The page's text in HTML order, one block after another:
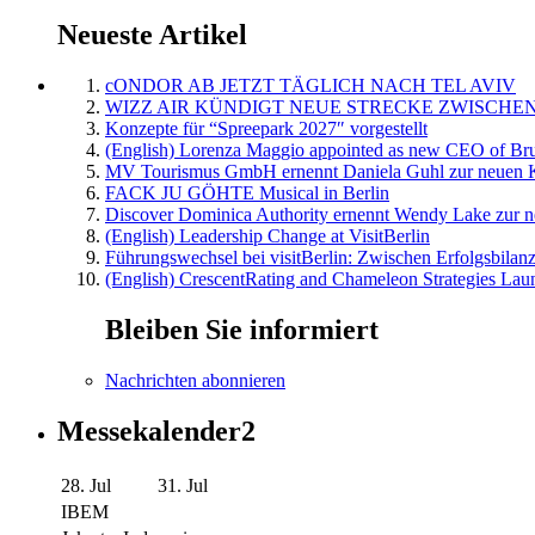
Neueste Artikel
cONDOR AB JETZT TÄGLICH NACH TEL AVIV
WIZZ AIR KÜNDIGT NEUE STRECKE
Konzepte für “Spreepark 2027″ vorgestellt
(English) Lorenza Maggio appointed as new CEO of
MV Tourismus GmbH ernennt Daniela Guhl zur neuen
FACK JU GÖHTE Musical in Berlin
Discover Dominica Authority ernennt Wendy Lake zur
(English) Leadership Change at VisitBerlin
Führungswechsel bei visitBerlin: Zwischen
(English) CrescentRating and Chameleon Strategies
Bleiben Sie informiert
Nachrichten abonnieren
Messekalender2
28. Jul
31. Jul
IBEM